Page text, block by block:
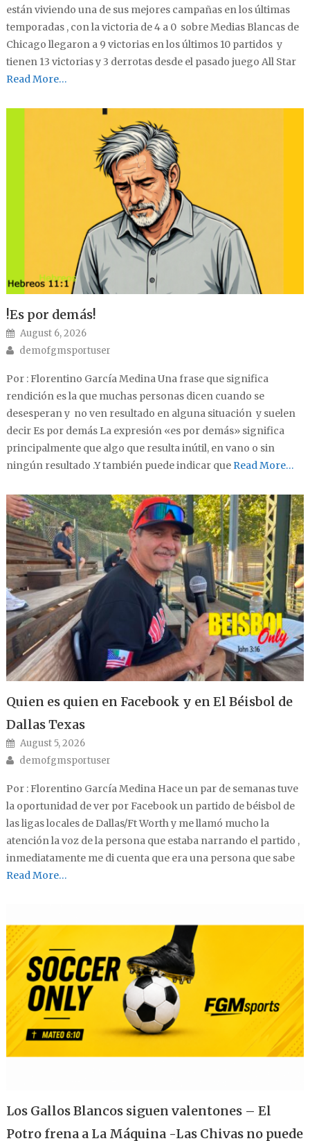
están viviendo una de sus mejores campañas en los últimas
temporadas , con la victoria de 4 a 0 sobre Medias Blancas de
Chicago llegaron a 9 victorias en los últimos 10 partidos y
tienen 13 victorias y 3 derrotas desde el pasado juego All Star
Read More…
!Es por demás!
Posted on
August 6, 2026
Author
demofgmsportuser
Por : Florentino García Medina Una frase que significa
rendición es la que muchas personas dicen cuando se
desesperan y no ven resultado en alguna situación y suelen
decir Es por demás La expresión «es por demás» significa
principalmente que algo que resulta inútil, en vano o sin
ningún resultado .Y también puede indicar queRead More…
Quien es quien en Facebook y en El Béisbol de
Dallas Texas
Posted on
August 5, 2026
Author
demofgmsportuser
Por : Florentino García Medina Hace un par de semanas tuve
la oportunidad de ver por Facebook un partido de béisbol de
las ligas locales de Dallas/Ft Worth y me llamó mucho la
atención la voz de la persona que estaba narrando el partido ,
inmediatamente me di cuenta que era una persona que sabe
Read More…
Los Gallos Blancos siguen valentones – El
Potro frena a La Máquina -Las Chivas no puede